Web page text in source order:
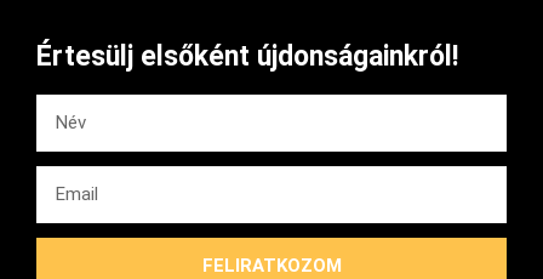
Értesülj elsőként újdonságainkról!
FELIRATKOZOM